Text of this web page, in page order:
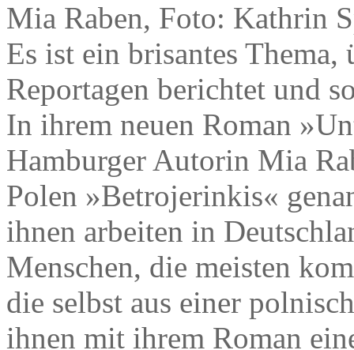
Mia Raben, Foto: Kathrin
Es ist ein brisantes
Reportagen berichtet und
In ihrem neuen Roman
Hamburger Autorin Mia
Polen »Betrojerinkis«
ihnen arbeiten in
Menschen, die meisten
die selbst aus einer
ihnen mit ihrem Roman